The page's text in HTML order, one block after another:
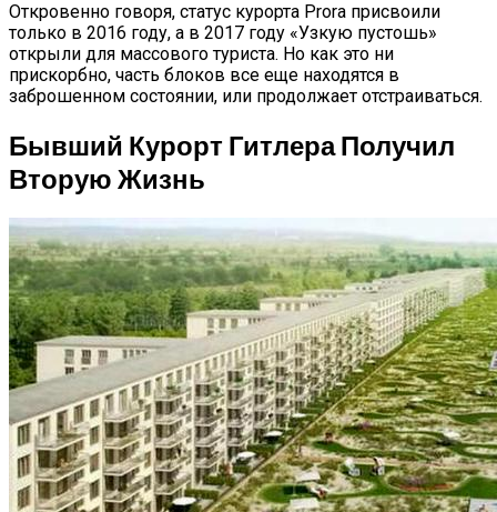
Откровенно говоря, статус курорта Prora присвоили
только в 2016 году, а в 2017 году «Узкую пустошь»
открыли для массового туриста. Но как это ни
прискорбно, часть блоков все еще находятся в
заброшенном состоянии, или продолжает отстраиваться.
Бывший Курорт Гитлера Получил
Вторую Жизнь